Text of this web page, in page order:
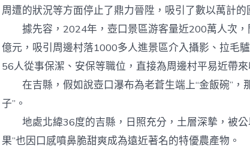
周遭的狀況等方面停止了鼎力晉陞，吸引了數以萬計的
據先容，2024年，壺口景區游客量近200萬人次，
億元，吸引周邊村落1000多人進景區介入攝影、拉毛
56人從事保潔、安保等職位，直接為周邊村平易近帶
在吉縣，假如說壺口瀑布為老蒼生端上“金飯碗”，
子”。
地處北緯36度的吉縣，日照充分，土層深摯，被公
果”也因口感噴鼻脆甜爽成為遠近著名的特優農產物。